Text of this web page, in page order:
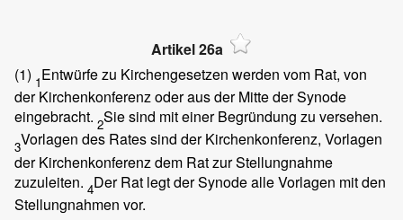
Artikel 26a
(1) 1Entwürfe zu Kirchengesetzen werden vom Rat, von
der Kirchenkonferenz oder aus der Mitte der Synode
eingebracht. 2Sie sind mit einer Begründung zu versehen.
3Vorlagen des Rates sind der Kirchenkonferenz, Vorlagen
der Kirchenkonferenz dem Rat zur Stellungnahme
zuzuleiten. 4Der Rat legt der Synode alle Vorlagen mit den
Stellungnahmen vor.